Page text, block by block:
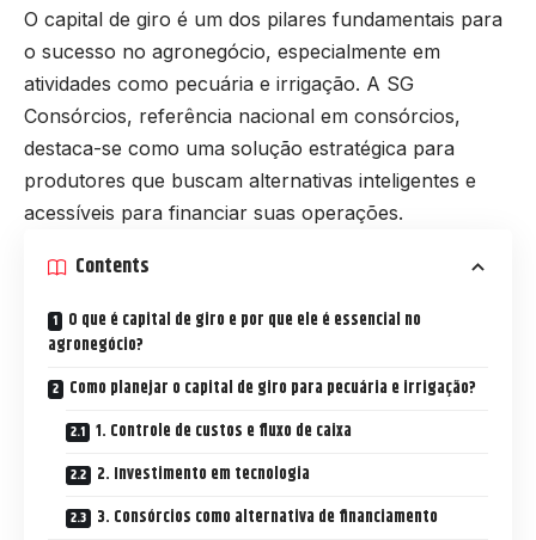
O capital de giro é um dos pilares fundamentais para
o sucesso no agronegócio, especialmente em
atividades como pecuária e irrigação. A SG
Consórcios, referência nacional em consórcios,
destaca-se como uma solução estratégica para
produtores que buscam alternativas inteligentes e
acessíveis para financiar suas operações.
Contents
O que é capital de giro e por que ele é essencial no
agronegócio?
Como planejar o capital de giro para pecuária e irrigação?
1. Controle de custos e fluxo de caixa
2. Investimento em tecnologia
3. Consórcios como alternativa de financiamento